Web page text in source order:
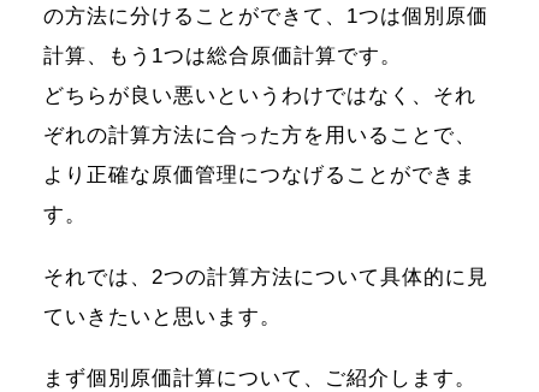
の方法に分けることができて、1つは個別原価
計算、もう1つは総合原価計算です。
どちらが良い悪いというわけではなく、それ
ぞれの計算方法に合った方を用いることで、
より正確な原価管理につなげることができま
す。
それでは、2つの計算方法について具体的に見
ていきたいと思います。
まず個別原価計算について、ご紹介します。